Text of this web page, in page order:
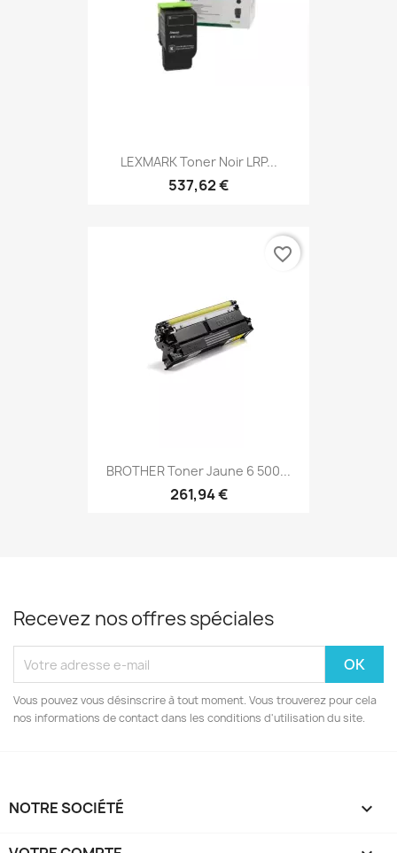
LEXMARK Toner Noir LRP...
537,62 €
BROTHER Toner Jaune 6 500...
261,94 €
favorite_border
Recevez nos offres spéciales
Vous pouvez vous désinscrire à tout moment. Vous trouverez pour cela
nos informations de contact dans les conditions d'utilisation du site.
NOTRE SOCIÉTÉ 